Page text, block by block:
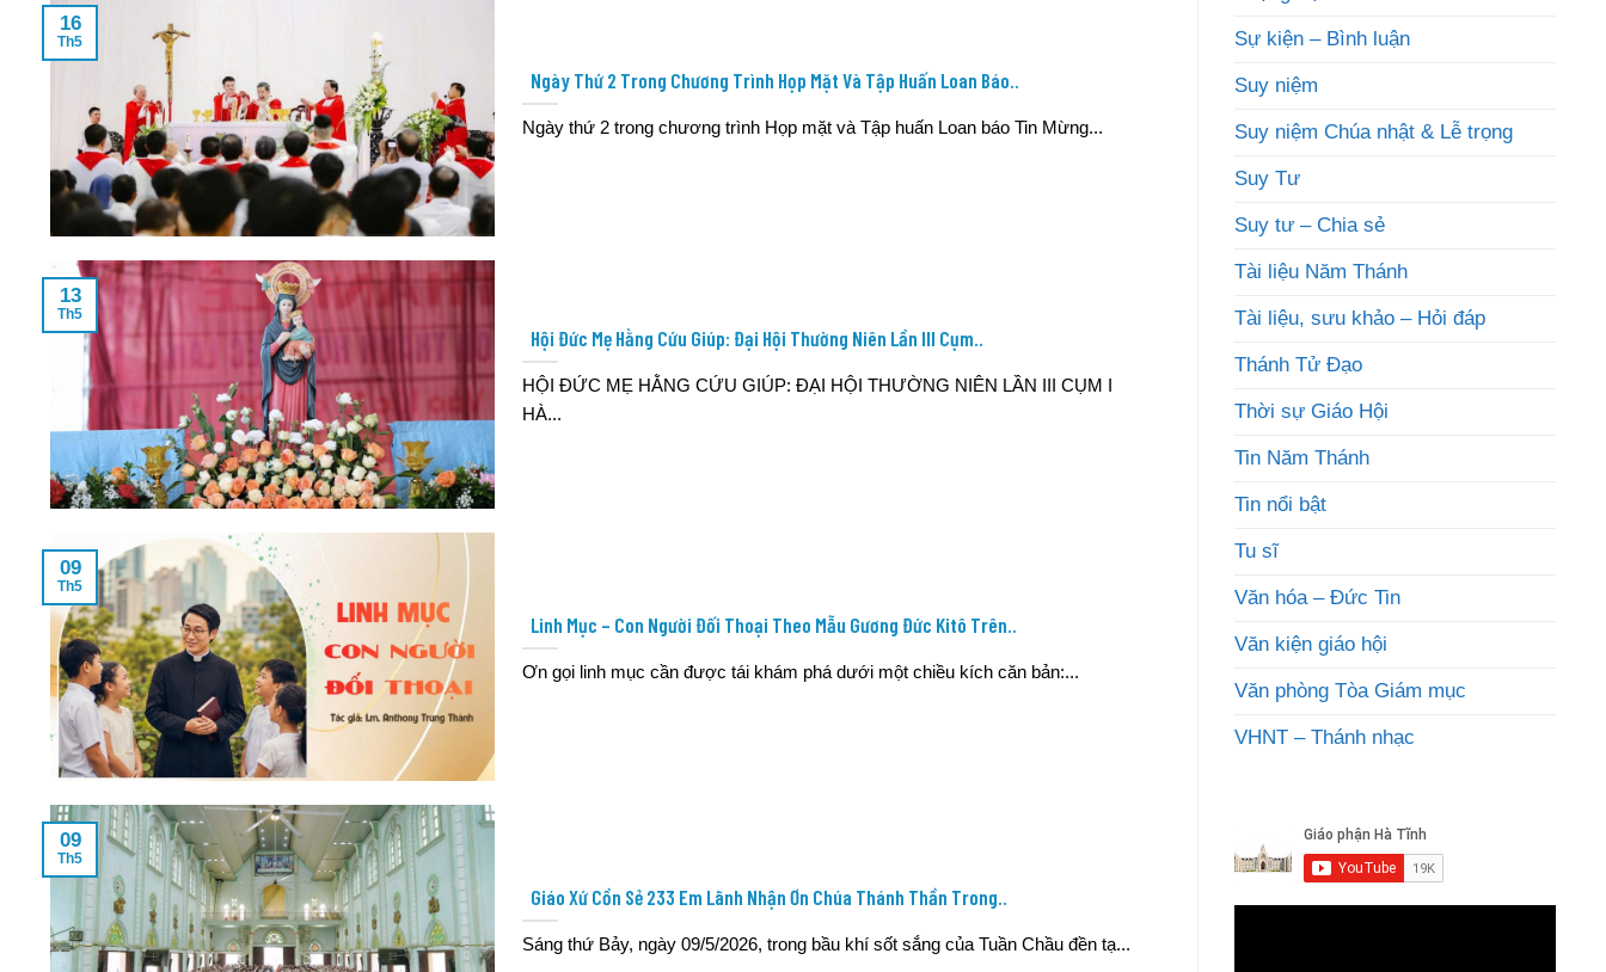
Ngày Thứ 2 Trong Chương Trình Họp Mặt Và Tập Huấn Loan Báo..
Ngày thứ 2 trong chương trình Họp mặt và Tập huấn Loan báo Tin Mừng...
16
Th5
Hội Đức Mẹ Hằng Cứu Giúp: Đại Hội Thường Niên Lần III Cụm..
HỘI ĐỨC MẸ HẰNG CỨU GIÚP: ĐẠI HỘI THƯỜNG NIÊN LẦN III CỤM I
HÀ...
13
Th5
Linh Mục – Con Người Đối Thoại Theo Mẫu Gương Đức Kitô Trên..
Ơn gọi linh mục cần được tái khám phá dưới một chiều kích căn bản:...
09
Th5
Giáo Xứ Cồn Sẻ 233 Em Lãnh Nhận Ơn Chúa Thánh Thần Trong..
Sáng thứ Bảy, ngày 09/5/2026, trong bầu khí sốt sắng của Tuần Chầu đền tạ...
09
Th5
Sự kiện – Bình luận
Suy niệm
Suy niệm Chúa nhật & Lễ trọng
Suy Tư
Suy tư – Chia sẻ
Tài liệu Năm Thánh
Tài liệu, sưu khảo – Hỏi đáp
Thánh Tử Đạo
Thời sự Giáo Hội
Tin Năm Thánh
Tin nổi bật
Tu sĩ
Văn hóa – Đức Tin
Văn kiện giáo hội
Văn phòng Tòa Giám mục
VHNT – Thánh nhạc